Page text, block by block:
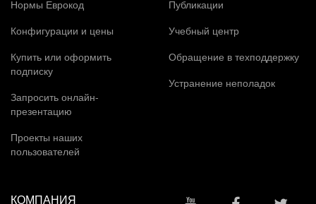
Нормы Еврокод
Конфигурации и цены
Купить или оформить
подписку
Запросить онлайн-
презентацию
Проекты наших
пользователей
Публикации
Учебный центр
Обращение в техподдержку
Устранение неполадок
КОМПАНИЯ